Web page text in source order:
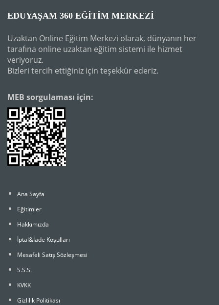
EDUYAŞAM 360 EĞITIM MERKEZI
Uzaktan Online Eğitim Merkezi olarak, dünyanın her
tarafına online uzaktan eğitim sistemi ile hizmet
veriyoruz.
Bizleri tercih ettiğiniz için teşekkür ederiz.
MEB sorgulaması için:
Ana Sayfa
Eğitimler
Hakkımızda
İptal&İade Koşulları
Mesafeli Satış Sözleşmesi
S.S.S.
KVKK
Gizlilik Politikası